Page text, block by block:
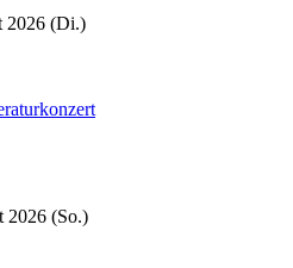
2026 (Di.)
2026 (So.)